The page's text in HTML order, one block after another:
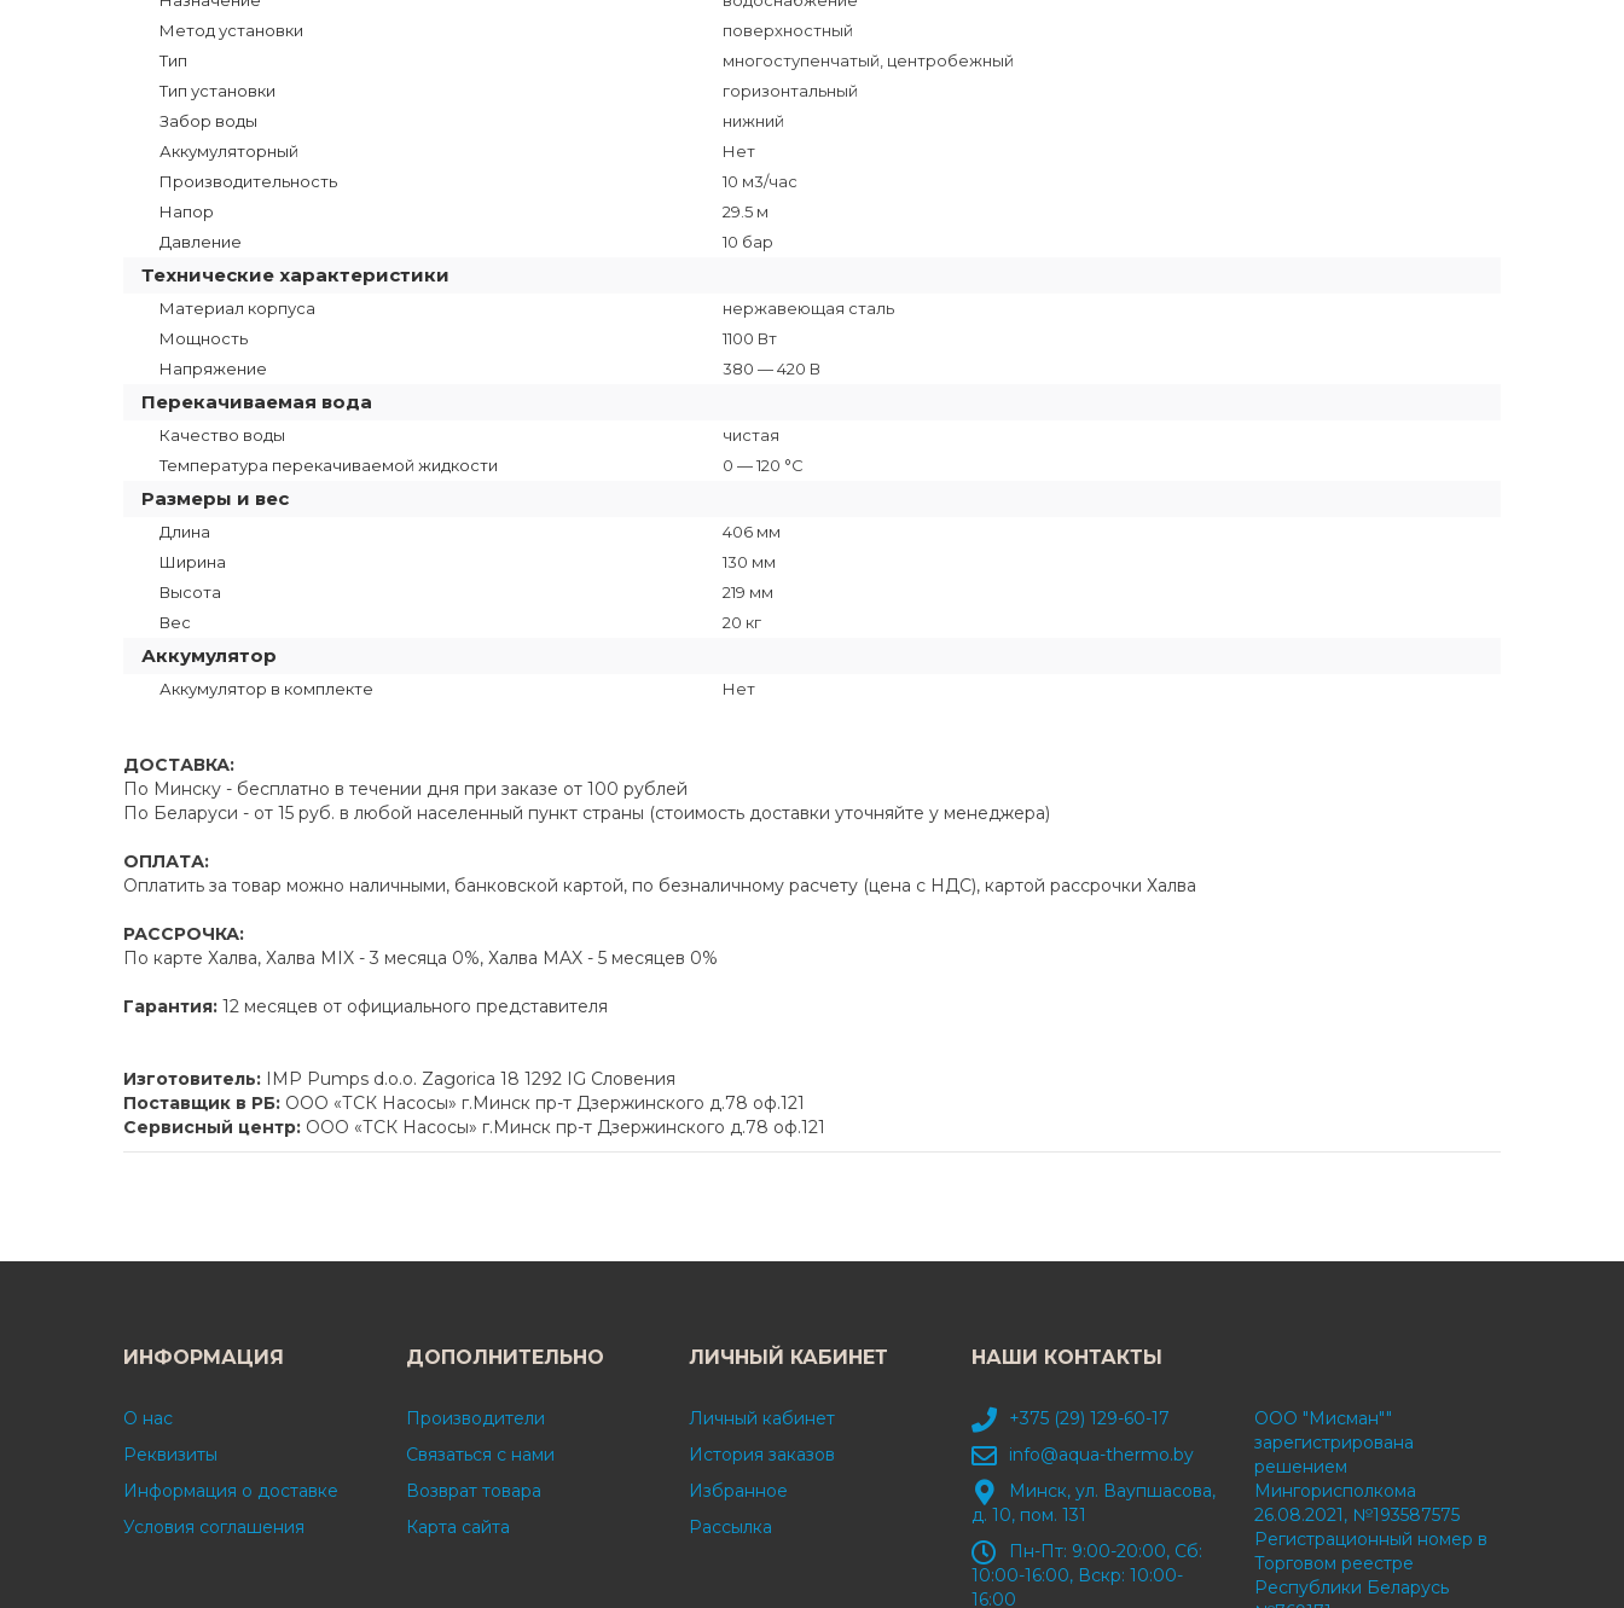
Метод установки
поверхностный
Тип
многоступенчатый, центробежный
Тип установки
горизонтальный
Забор воды
нижний
Аккумуляторный
Нет
Производительность
10 м3/час
Напор
29.5 м
Давление
10 бар
Технические характеристики
Материал корпуса
нержавеющая сталь
Мощность
1100 Вт
Напряжение
380 — 420 В
Перекачиваемая вода
Качество воды
чистая
Температура перекачиваемой жидкости
0 — 120 °C
Размеры и вес
Длина
406 мм
Ширина
130 мм
Высота
219 мм
Вес
20 кг
Аккумулятор
Аккумулятор в комплекте Нет
ДОСТАВКА:
По Минску - бесплатно в течении дня при заказе от 100 рублей
По Беларуси - от 15 руб. в любой населенный пункт страны (стоимость доставки уточняйте у менеджера)
ОПЛАТА:
Оплатить за товар можно наличными, банковской картой, по безналичному расчету (цена с НДС), картой рассрочки Халва
РАССРОЧКА:
По карте Халва, Халва MIX - 3 месяца 0%, Халва MAX - 5 месяцев 0%
Гарантия: 12 месяцев от официального представителя
Изготовитель: IMP Pumps d.o.o. Zagorica 18 1292 IG Словения
Поставщик в РБ: ООО «ТСК Насосы» г.Минск пр-т Дзержинского д.78 оф.121
Сервисный центр: ООО «ТСК Насосы» г.Минск пр-т Дзержинского д.78 оф.121
ИНФОРМАЦИЯ
О нас
Реквизиты
Информация о доставке
Условия соглашения
ДОПОЛНИТЕЛЬНО
Производители
Связаться с нами
Возврат товара
Карта сайта
ЛИЧНЫЙ КАБИНЕТ
Личный кабинет
История заказов
Избранное
Рассылка
НАШИ КОНТАКТЫ
+375 (29) 129-60-17
info@aqua-thermo.by
Минск, ул. Ваупшасова,
д. 10, пом. 131
Пн-Пт: 9:00-20:00, Сб:
10:00-16:00, Вскр: 10:00-
16:00
ООО "Мисман""
зарегистрирована
решением
Мингорисполкома
26.08.2021, №193587575
Регистрационный номер в
Торговом реестре
Республики Беларусь